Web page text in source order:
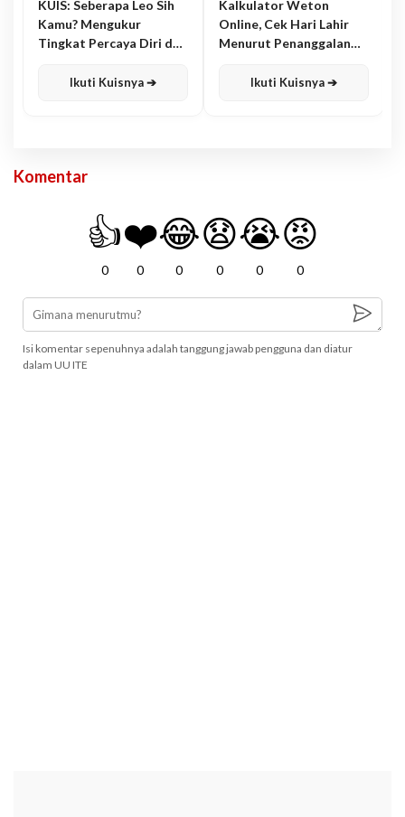
KUIS: Seberapa Leo Sih
Kamu? Mengukur
Tingkat Percaya Diri dan
Ikuti Kuisnya ➔
Kalkulator Weton
Online, Cek Hari Lahir
Menurut Penanggalan
Ikuti Kuisnya ➔
Komentar
👍
0
❤️
0
😂
0
😧
0
😭
0
😡
0
Isi komentar sepenuhnya adalah tanggung jawab pengguna dan diatur
dalam UU ITE